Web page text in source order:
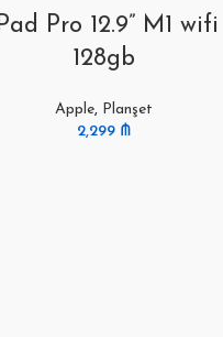
Pro 12.9” M1 wifi
128gb
Apple, Planşet
2,299 ₼